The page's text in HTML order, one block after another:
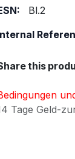
Bl.2
this
Tage Geld-